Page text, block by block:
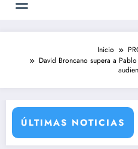
Inicio
David Broncano supera a
ÚLTIMAS NOTICIAS
DE LIBERTAD’ (del 10 al